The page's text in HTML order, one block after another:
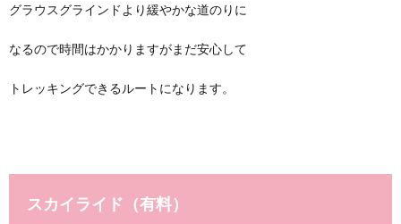
グラウスグラインドより緩やかな道のりに
なるので時間はかかりますがまだ安心して
トレッキングできるルートになります。
スカイライド（有料）